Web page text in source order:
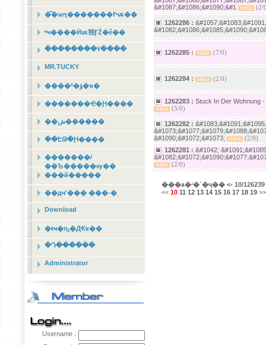
�͡�ѡɳ�������Իѭ��
ʶҹ����Ӥѭ㹵ӺŹ�ê��
��������٧����
MR.TUCKY
����º�ؤ�ҡ�
�������Ҿ�Ԩ����
��ش������
��ԷԹ�Ԩ����
�������/
��Ъ�����ѹ��
���й�����
��дҹʹ��� ���-�ͺ
Download
�ŧҹ�ҧ�Ԫҡ��
�Դ������
Administrator
Username :
&#1087;&#1086;&#1090;&#1
(2/
1262286 :
1262285 : (7/0)
1262284 : (2/0)
1262283 : Stuck In Der Wohnung
(5/0)
1262282 :
&#1090;&#1072;&#1073;
(2/0)
1262281 : &#1042;
(2/0)
���ѧ�ʴ�˹�ҷ�� <- 10/126239
<< 10 11 12 13 14 15 16 17 18 19 >>